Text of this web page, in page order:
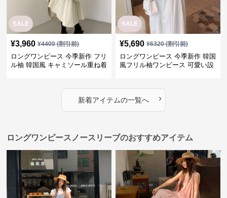
SALE
¥3,960 ¥4400(割引前)
ロングワンピース 今季新作 フリ
ル袖 韓国風 キャミソール重ね着
SALE
¥5,690 ¥6320(割引前)
ロングワンピース 今季新作 韓国
風フリル袖ワンピース 可愛い設
新着アイテムの一覧へ ›
ロングワンピースノースリーブのおすすめアイテム